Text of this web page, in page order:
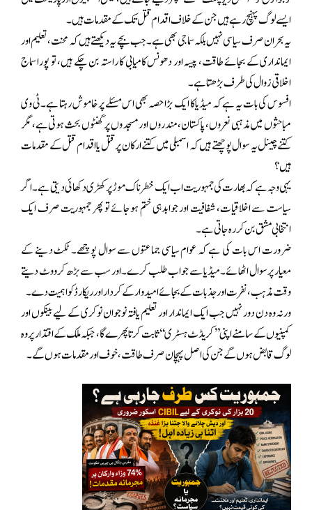
ایسے لوگ پہنچ رہے ہیں جن کے خلاف اقدام قتل تک کے مقدمات ہیں۔
یہ بحران صرف سیاسی نہیں بلکہ سماجی بھی ہے۔ جب بچے یہ دیکھتے ہیں کہ محنت، تعلیم اور
ایمانداری کے بجائے طاقت، پیسہ اور دھونس کامیابی کا راستہ بن چکے ہیں، تو پورا سماج
اخلاقی زوال کی طرف بڑھتا ہے۔
افسوس کی بات یہ ہے کہ میڈیا کا ایک بڑا حصہ بھی اس مسئلے پر خاموش رہتا ہے۔ ٹی وی
مباحثوں میں مذہبی نعروں، پاکستان، مندروں اور مسجدوں پر گھنٹوں بحث ہوتی ہے، مگر
کتنے چینل یہ سوال پوچھتے ہیں کہ اسمبلی میں کتنے ارکان پر قتل یا اقدام قتل کے مقدمات
ہیں؟
یہی وجہ ہے کہ بھارت کی جمہوریت اب ایک خطرناک موڑ پر کھڑی دکھائی دیتی ہے۔ اگر
سیاست سے اخلاقیات، شفافیت اور جوابدہی ختم ہوجائے تو پھر جمہوریت صرف ایک
انتخابی مشق بن کر رہ جاتی ہے۔
ضرورت اس بات کی ہے کہ عوام سیاسی جماعتوں سے سوال پوچھے۔ ٹکٹ دینے کے
معیار پر سوال اٹھائے۔ میڈیا سے جواب طلب کرے۔ اور سب سے بڑھ کر ووٹ دیتے
وقت مذہب، نفرت اور جذبات کے بجائے امیدوار کے کردار اور ریکارڈ کو اہمیت دے۔
ورنہ وہ دن دور نہیں جب ایک ایماندار اور تعلیم یافتہ نوجوان نوکری کے لیے بینکوں اور
کمپنیوں کے سامنے اپنی’’کریڈٹ ہسٹری‘‘ ثابت کرتا پھرے گا، جبکہ ملک کے اقتدار پر وہ
لوگ قابض ہوں گے جن کی اصل پہچان صرف طاقت، خوف اور مقدمات ہوں گے۔